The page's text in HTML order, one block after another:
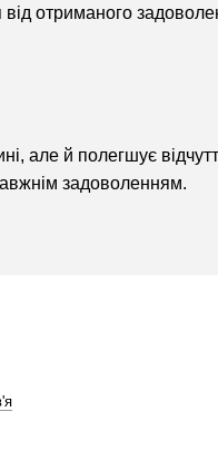
отриманого
але й полегшує
задоволенням.